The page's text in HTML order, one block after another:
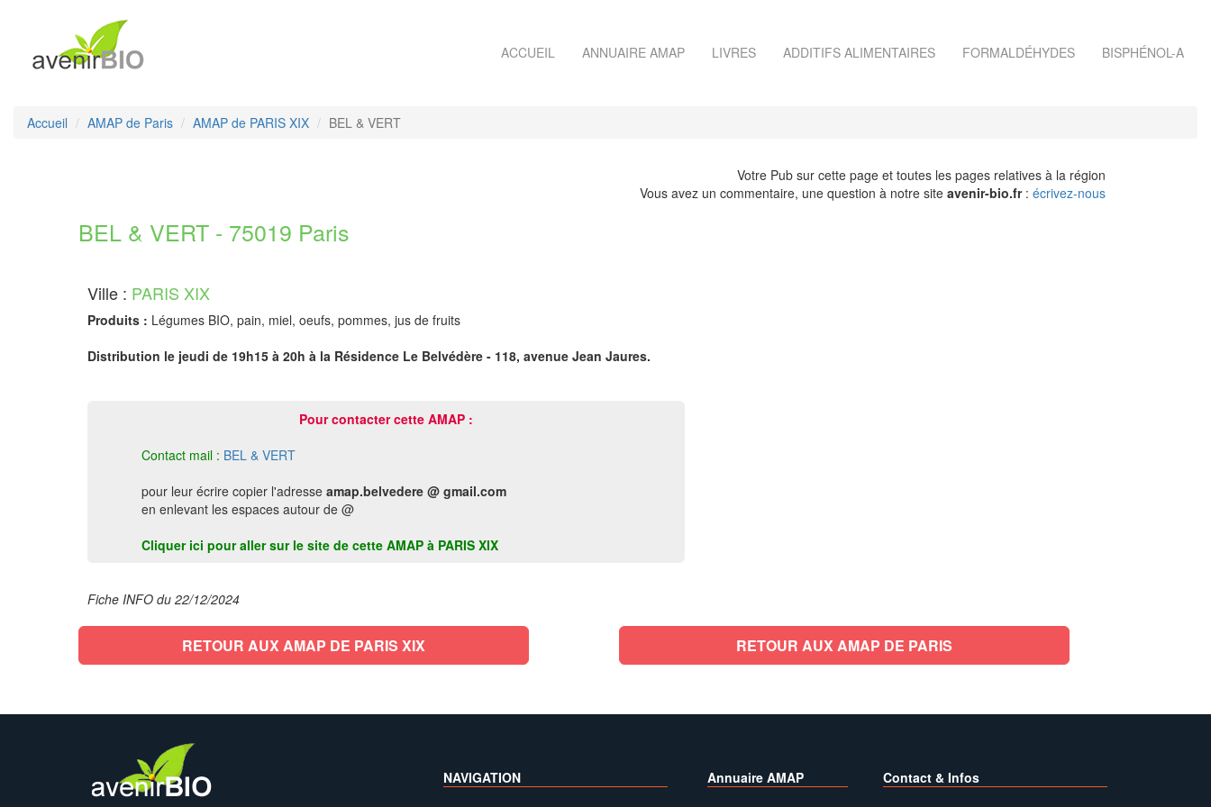
ACCUEIL ANNUAIRE AMAP LIVRES ADDITIFS ALIMENTAIRES FORMALDÉHYDES BISPHÉNOL-A
Accueil AMAP de Paris AMAP de PARIS XIX BEL & VERT
Votre Pub sur cette page et toutes les pages relatives à la région
Vous avez un commentaire, une question à notre site avenir-bio.fr: écrivez-nous
BEL & VERT - 75019 Paris
Ville : PARIS XIX
Produits : Légumes BIO, pain, miel, oeufs, pommes, jus de fruits
Distribution le jeudi de 19h15 à 20h à la Résidence Le Belvédère - 118, avenue Jean Jaures.
Pour contacter cette AMAP :
Contact mail : BEL & VERT
pour leur écrire copier l'adresse amap.belvedere @ gmail.com
en enlevant les espaces autour de @
Cliquer ici pour aller sur le site de cette AMAP à PARIS XIX
Fiche INFO du 22/12/2024
RETOUR AUX AMAP DE PARIS XIX RETOUR AUX AMAP DE PARIS
NAVIGATION Annuaire AMAP Contact & Infos